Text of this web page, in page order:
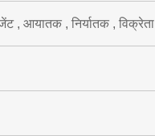
, आयातक , निर्यातक , विक्रेता